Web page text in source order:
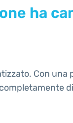
ha
Con